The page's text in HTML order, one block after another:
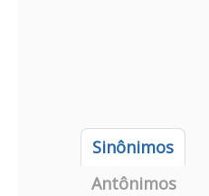
Sinônimos
Antônimos